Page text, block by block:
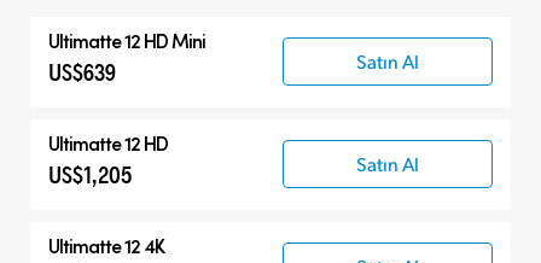
Ultimatte 12 HD Mini
US$639 Satın Al
Ultimatte 12 HD
US$1,205 Satın Al
Ultimatte 12 4K